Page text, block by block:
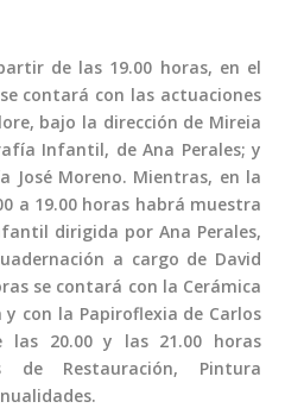
de las 19.00 horas, en el
contará con las actuaciones
bajo la dirección de Mireia
Infantil, de Ana Perales; y
José Moreno. Mientras, en la
a 19.00 horas habrá muestra
dirigida por Ana Perales,
a cargo de David
se contará con la Cerámica
con la Papiroflexia de Carlos
las 20.00 y las 21.00 horas
de Restauración, Pintura